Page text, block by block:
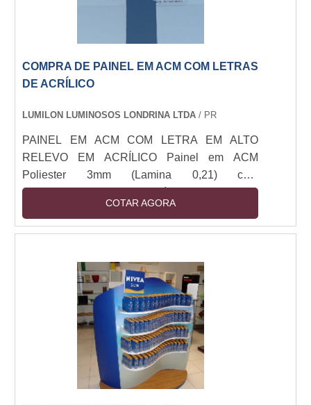
COMPRA DE PAINEL EM ACM COM LETRAS
DE ACRÍLICO
LUMILON LUMINOSOS LONDRINA LTDA / PR
PAINEL EM ACM COM LETRA EM ALTO
RELEVO EM ACRÍLICO Painel em ACM
Poliester 3mm (Lamina 0,21) com
letreiro/logomarca em acrílico 3mm cristal
cortado a laser e adesivado nas cores da
logomarca, aplicado na face do painel.
COTAR AGORA